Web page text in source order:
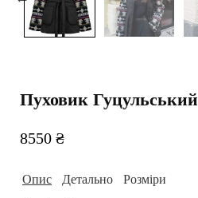
Пуховик Гуцульський
8550 ₴
Опис Детально Розміри